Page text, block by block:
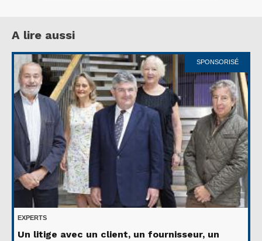
A lire aussi
SPONSORISÉ
EXPERTS
Un litige avec un client, un fournisseur, un